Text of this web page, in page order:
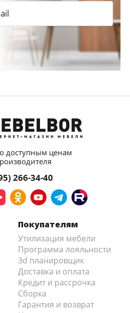
доступным ценам
266-34-40
Покупателям
Утилизация мебели
Программа лояльности
3d планировщик
Доставка и оплата
Кредит и рассрочка
Сборка
Гарантия и возврат